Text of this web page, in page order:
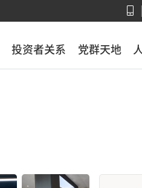
投资者关系 党群天地
投资者关系 党群天地